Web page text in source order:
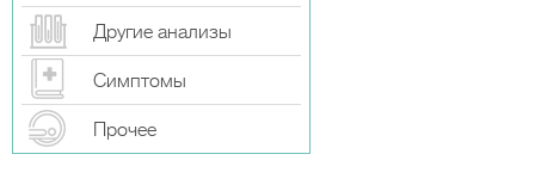
Другие анализы
Симптомы
Прочeе